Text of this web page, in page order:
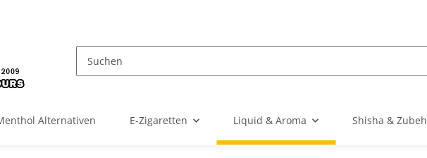
Alternativen E-Zigaretten Liquid & Aroma Shisha &